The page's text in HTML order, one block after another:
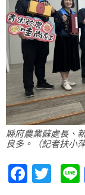
縣府農業蘇處長、
良多。（記者扶小萍